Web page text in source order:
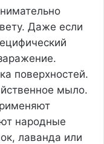
Даже если
поверхностей.
мыло.
народные
лаванда или